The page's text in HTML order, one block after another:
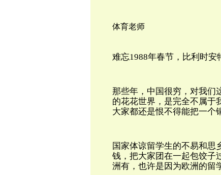
体育老师
难忘1988年春节，比利时安
那些年，中国很穷，对我们
的花花世界，是完全不属于
大家都还是恨不得能把一个
国家体谅留学生的不易和思
钱，把大家团在一起包饺子
洲有，也许是因为欧洲的留